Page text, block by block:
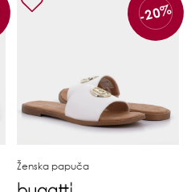
-20%
Ženska papuča